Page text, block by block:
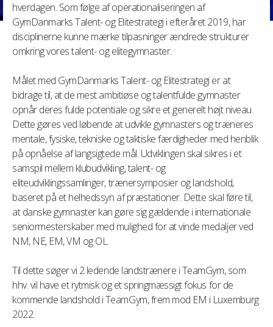
hverdagen. Som følge af operationaliseringen af
GymDanmarks Talent- og Elitestrategi i efteråret 2019, har
disciplinerne kunne mærke tilpasninger ændrede strukturer
omkring vores talent- og elitegymnaster.
Målet med GymDanmarks Talent- og Elitestrategi er at
bidrage til, at de mest ambitiøse og talentfulde gymnaster
opnår deres fulde potentiale og sikre et generelt højt niveau.
Dette gøres ved løbende at udvikle gymnasters og træneres
mentale, fysiske, tekniske og taktiske færdigheder med henblik
på opnåelse af langsigtede mål. Udviklingen skal sikres i et
samspil mellem klubudvikling, talent- og
eliteudviklingssamlinger, trænersymposier og landshold,
baseret på et helhedssyn af præstationer. Dette skal føre til,
at danske gymnaster kan gøre sig gældende i internationale
seniormesterskaber med mulighed for at vinde medaljer ved
NM, NE, EM, VM og OL.
Til dette søger vi 2 ledende landstrænere i TeamGym, som
hhv. vil have et rytmisk og et springmæssigt fokus for de
kommende landshold i TeamGym, frem mod EM i Luxemburg
2022.